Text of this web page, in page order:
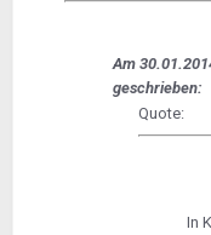
Am
geschrieben:
Quote:
In